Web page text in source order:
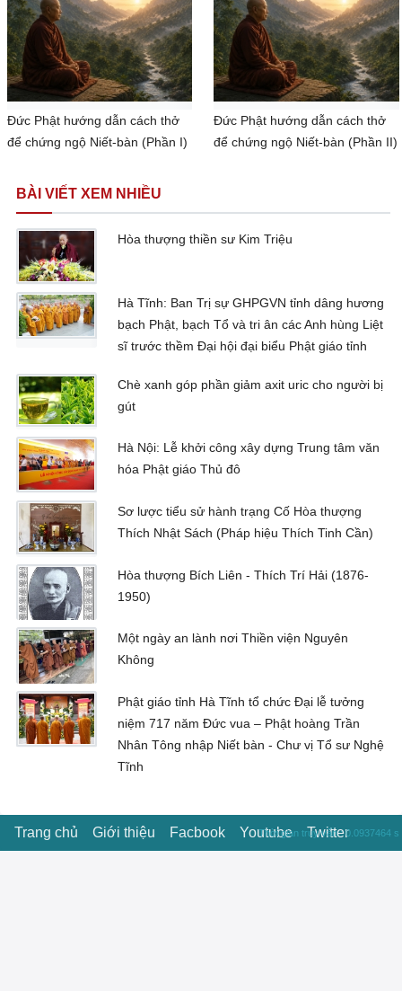
Đức Phật hướng dẫn cách thở
để chứng ngộ Niết-bàn (Phần I)
Đức Phật hướng dẫn cách thở
để chứng ngộ Niết-bàn (Phần II)
BÀI VIẾT XEM NHIỀU
Hòa thượng thiền sư Kim Triệu
Hà Tĩnh: Ban Trị sự GHPGVN tỉnh dâng hương
bạch Phật, bạch Tổ và tri ân các Anh hùng Liệt
sĩ trước thềm Đại hội đại biểu Phật giáo tỉnh
Chè xanh góp phần giảm axit uric cho người bị
gút
Hà Nội: Lễ khởi công xây dựng Trung tâm văn
hóa Phật giáo Thủ đô
Sơ lược tiểu sử hành trạng Cố Hòa thượng
Thích Nhật Sách (Pháp hiệu Thích Tinh Cần)
Hòa thượng Bích Liên - Thích Trí Hải (1876-
1950)
Một ngày an lành nơi Thiền viện Nguyên
Không
Phật giáo tỉnh Hà Tĩnh tổ chức Đại lễ tưởng
niệm 717 năm Đức vua – Phật hoàng Trần
Nhân Tông nhập Niết bàn - Chư vị Tổ sư Nghệ
Tĩnh
Trang chủ Giới thiệu Facbook Youtube Twitter
Thời gian truy vấn : 0.0937464 s